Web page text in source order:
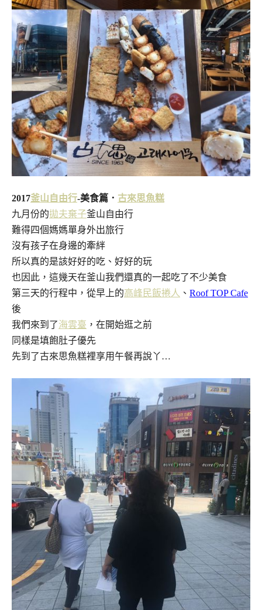
2017釜山自由行-美食篇． 古來思魚糕
九月份的拋夫棄子釜山自由行
難得四個媽媽單身外出旅行
沒有孩子在身邊的牽絆
所以真的是該好好的吃、好好的玩
也因此，這幾天在釜山我們還真的一起吃了不少美食
第三天的行程中，從早上的高峰民飯捲人 、 Roof TOP Cafe
後
我們來到了海雲臺 ，在開始逛之前
同樣是填飽肚子優先
先到了古來思魚糕裡享用午餐再說丫…